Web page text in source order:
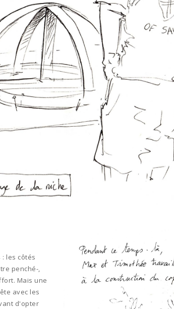
les côtés
penché-,
Mais une
avec les
d'opter